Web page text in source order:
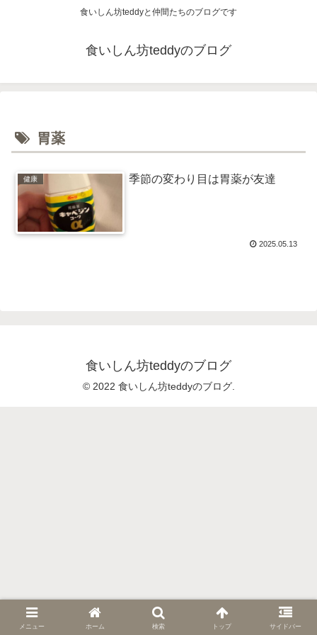
食いしん坊teddyと仲間たちのブログです
食いしん坊teddyのブログ
胃薬
健康 季節の変わり目は胃薬が友達
2025.05.13
食いしん坊teddyのブログ
© 2022 食いしん坊teddyのブログ.
メニュー ホーム 検索 トップ サイドバー